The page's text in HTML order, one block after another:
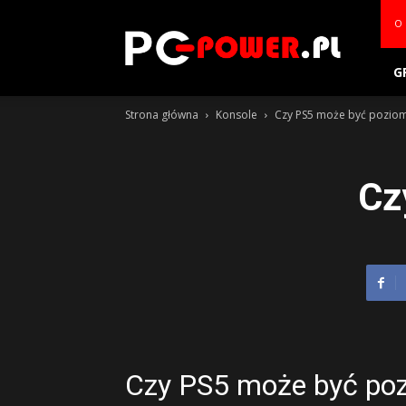
power.pl
O
Strona główna Konsole Czy PS5 może być
Czy PS5 może być